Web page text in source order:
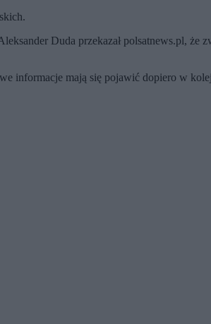
Duda przekazał polsatnews.pl, że
informacje mają się pojawić dopiero w